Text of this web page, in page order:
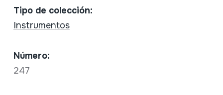
Tipo de colección:
Instrumentos
Número:
247